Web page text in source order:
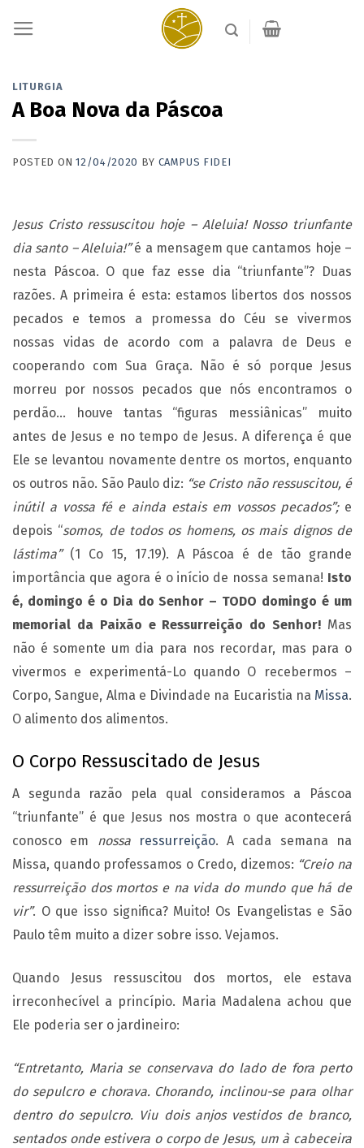
LITURGIA
A Boa Nova da Páscoa
POSTED ON12/04/2020 BY CAMPUS FIDEI
Jesus Cristo ressuscitou hoje – Aleluia! Nosso triunfante
dia santo – Aleluia!”é a mensagem que cantamos hoje –
nesta Páscoa. O que faz esse dia “triunfante”? Duas
razões. A primeira é esta: estamos libertos dos nossos
pecados e temos a promessa do Céu se vivermos
nossas vidas de acordo com a palavra de Deus e
cooperando com Sua Graça. Não é só porque Jesus
morreu por nossos pecados que nós encontramos o
perdão… houve tantas “figuras messiânicas” muito
antes de Jesus e no tempo de Jesus. A diferença é que
Ele se levantou novamente dentre os mortos, enquanto
os outros não. São Paulo diz: “se Cristo não ressuscitou, é
inútil a vossa fé e ainda estais em vossos pecados”; e
depois “somos, de todos os homens, os mais dignos de
lástima”(1 Co 15, 17.19). A Páscoa é de tão grande
importância que agora é o início de nossa semana! Isto
é, domingo é o Dia do Senhor – TODO domingo é um
memorial da Paixão e Ressurreição do Senhor! Mas
não é somente um dia para nos recordar, mas para o
vivermos e experimentá-Lo quando O recebermos –
Corpo, Sangue, Alma e Divindade na Eucaristia na Missa.
O alimento dos alimentos.
O Corpo Ressuscitado de Jesus
A segunda razão pela qual consideramos a Páscoa
“triunfante” é que Jesus nos mostra o que acontecerá
conosco em nossa ressurreição. A cada semana na
Missa, quando professamos o Credo, dizemos: “Creio na
ressurreição dos mortos e na vida do mundo que há de
vir”. O que isso significa? Muito! Os Evangelistas e São
Paulo têm muito a dizer sobre isso. Vejamos.
Quando Jesus ressuscitou dos mortos, ele estava
irreconhecível a princípio. Maria Madalena achou que
Ele poderia ser o jardineiro:
“Entretanto, Maria se conservava do lado de fora perto
do sepulcro e chorava. Chorando, inclinou-se para olhar
dentro do sepulcro. Viu dois anjos vestidos de branco,
sentados onde estivera o corpo de Jesus, um à cabeceira